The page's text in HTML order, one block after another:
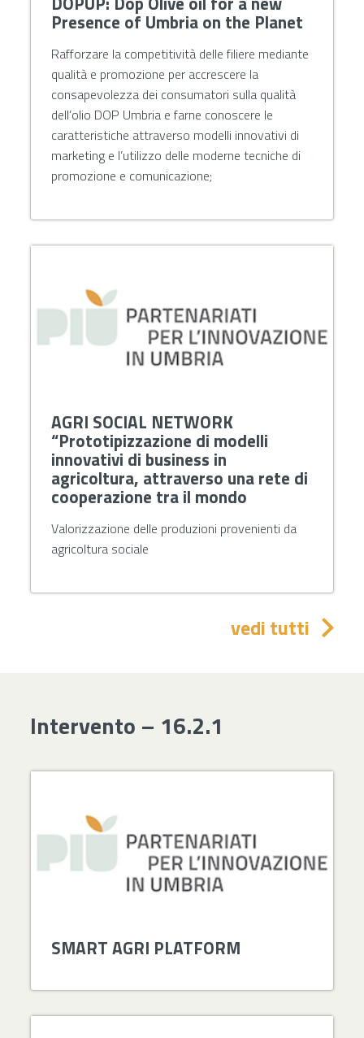
Presence of Umbria on the Planet
Rafforzare la competitività delle filiere mediante
qualità e promozione per accrescere la
consapevolezza dei consumatori sulla qualità
dell’olio DOP Umbria e farne conoscere le
caratteristiche attraverso modelli innovativi di
marketing e l’utilizzo delle moderne tecniche di
promozione e comunicazione;
AGRI SOCIAL NETWORK
“Prototipizzazione di modelli
innovativi di business in
agricoltura, attraverso una rete di
cooperazione tra il mondo
Valorizzazione delle produzioni provenienti da
agricoltura sociale
vedi tutti
Intervento – 16.2.1
SMART AGRI PLATFORM